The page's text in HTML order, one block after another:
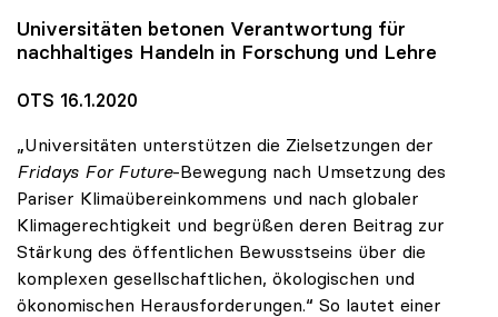
Universitäten betonen Verantwortung für
nachhaltiges Handeln in Forschung und Lehre
OTS 16.1.2020
„Universitäten unterstützen die Zielsetzungen der
Fridays For Future-Bewegung nach Umsetzung des
Pariser Klimaübereinkommens und nach globaler
Klimagerechtigkeit und begrüßen deren Beitrag zur
Stärkung des öffentlichen Bewusstseins über die
komplexen gesellschaftlichen, ökologischen und
ökonomischen Herausforderungen.“ So lautet einer